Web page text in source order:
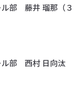
部 藤井 瑠那（３
ル部 西村 日向汰